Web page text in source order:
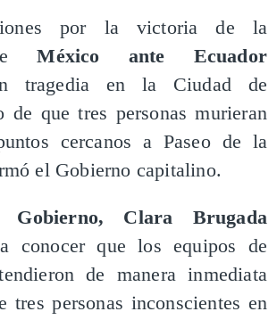
por la victoria de la
deMéxico ante Ecuador
tragedia en la Ciudad de
de que tres personas murieran
cercanos a Paseo de la
el Gobierno capitalino.
Clara Brugada
conocer que los equipos de
de manera inmediata
tres personas inconscientes en